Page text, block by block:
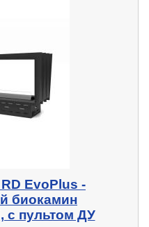
EvoPlus -
биокамин
с пультом ДУ